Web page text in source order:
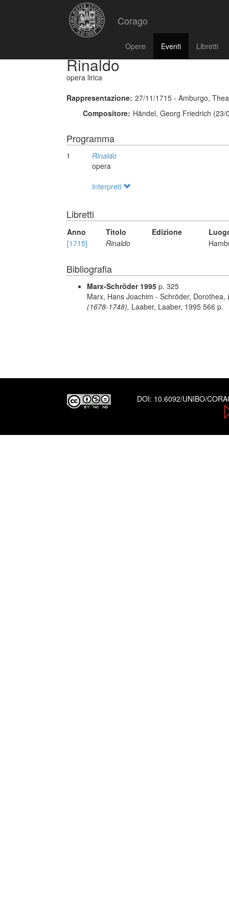
Corago
Opere Eventi Libretti
Rinaldo
opera lirica
Rappresentazione: 27/11/1715 - Amburgo,
Compositore: Händel, Georg Friedrich
Programma
1
Rinaldo
opera
Interpreti
Libretti
Anno Titolo Edizione
[1715]
Rinaldo
Bibliografia
Marx-Schröder 1995 p. 325
Marx, Hans Joachim - Schröder, Dorothea,
(1678-1748), Laaber, Laaber, 1995 566 p.
DOI: 10.6092/UNIBO/